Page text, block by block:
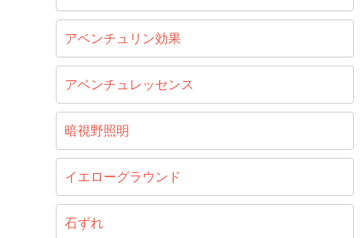
アベンチュリン効果
アベンチュレッセンス
暗視野照明
イエローグラウンド
石ずれ